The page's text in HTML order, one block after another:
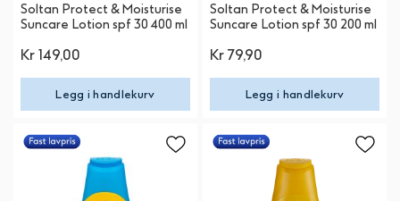
Soltan Protect & Moisturise
Suncare Lotion spf 30 400 ml
Kr 149,00
Legg i handlekurv
Soltan Protect & Moisturise
Suncare Lotion spf 30 200 ml
Kr 79,90
Legg i handlekurv